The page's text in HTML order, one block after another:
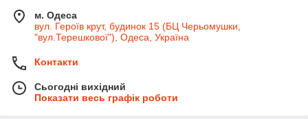
м. Одеса
вул. Героїв крут, будинок 15 (БЦ Черьомушки,
"вул.Терешкової"), Одеса, Україна
Контакти
Сьогодні вихідний
Показати весь графік роботи